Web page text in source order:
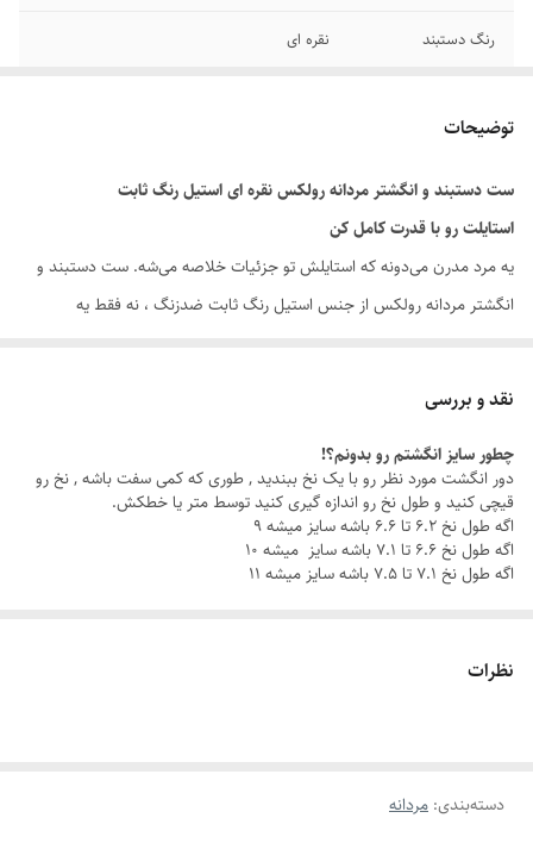
رنگ دستبند نقره ای
رولکس
توضیحات
ست دستبند و انگشتر مردانه رولکس نقره ای استیل رنگ ثابت
استایلت رو با قدرت کامل کن
یه مرد مدرن می‌دونه که استایلش تو جزئیات خلاصه می‌شه. ست دستبند و
انگشتر مردانه رولکس از جنس استیل رنگ ثابت ضدزنگ ، نه فقط یه
با این ست مردانه شیک ، چه تو یه جلسه کاری باشی، چه تو یه قرار دوستانه،
همیشه یه قدم از بقیه جلوتری.
چرا این ست خاصه؟
دستبند قابل تنظیم: سایز دستبند رو به راحتی با مچ دستت تنظیم کن و از
نقد و بررسی
چطور سایز انگشتم رو بدونم؟!
دور انگشت مورد نظر رو با یک نخ ببندید , طوری که کمی سفت باشه , نخ رو
قیچی کنید و طول نخ رو اندازه گیری کنید توسط متر یا خطکش.
اگه طول نخ ۶.۲ تا ۶.۶ باشه سایز میشه ۹
اگه طول نخ ۶.۶ تا ۷.۱ باشه سایز میشه ۱۰
اگه طول نخ ۷.۱ تا ۷.۵ باشه سایز میشه ۱۱
نظرات
دسته‌بندی: مردانه